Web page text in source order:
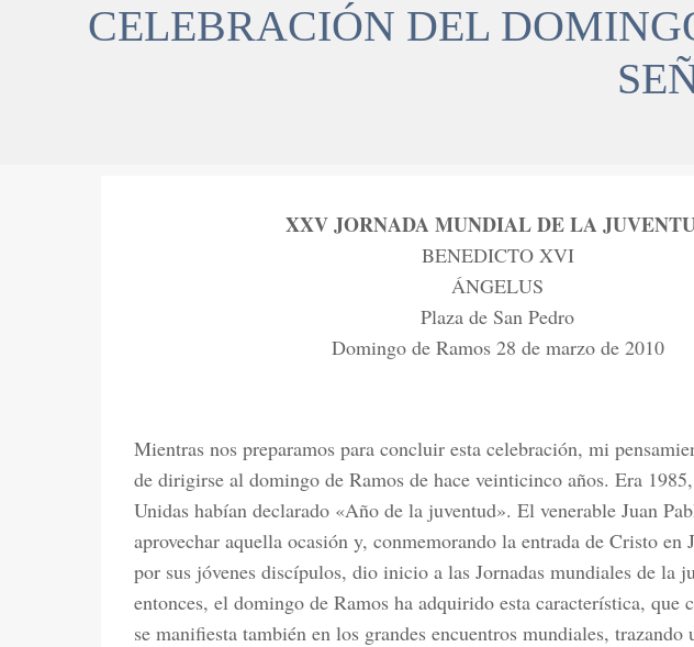
CELEBRACIÓN DEL
XXV JORNADA MUNDIAL DE LA
BENEDICTO XVI
ÁNGELUS
Plaza de San Pedro
Domingo de Ramos 28 de marzo de 2010
Mientras nos preparamos para concluir esta celebración, mi
de dirigirse al domingo de Ramos de hace veinticinco años. Era
Unidas habían declarado «Año de la juventud». El venerable Juan
aprovechar aquella ocasión y, conmemorando la entrada de Cristo en
por sus jóvenes discípulos, dio inicio a las Jornadas mundiales de la
entonces, el domingo de Ramos ha adquirido esta característica, que
se manifiesta también en los grandes encuentros mundiales, trazando